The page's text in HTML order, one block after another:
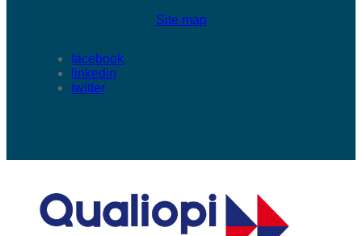
Site map
facebook
linkedin
twitter